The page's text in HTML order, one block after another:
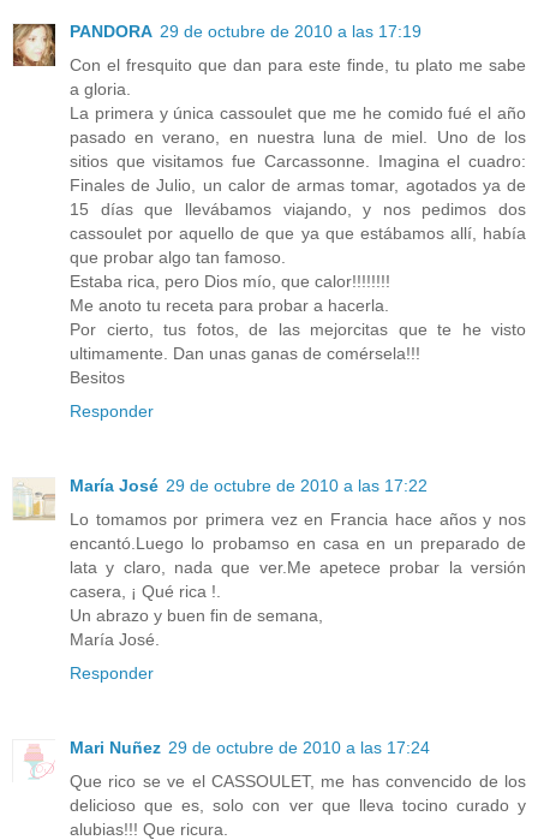
PANDORA 29 de octubre de 2010 a las 17:19
Con el fresquito que dan para este finde, tu plato me sabe
a gloria.
La primera y única cassoulet que me he comido fué el año
pasado en verano, en nuestra luna de miel. Uno de los
sitios que visitamos fue Carcassonne. Imagina el cuadro:
Finales de Julio, un calor de armas tomar, agotados ya de
15 días que llevábamos viajando, y nos pedimos dos
cassoulet por aquello de que ya que estábamos allí, había
que probar algo tan famoso.
Estaba rica, pero Dios mío, que calor!!!!!!!!
Me anoto tu receta para probar a hacerla.
Por cierto, tus fotos, de las mejorcitas que te he visto
ultimamente. Dan unas ganas de comérsela!!!
Besitos
Responder
María José 29 de octubre de 2010 a las 17:22
Lo tomamos por primera vez en Francia hace años y nos
encantó.Luego lo probamso en casa en un preparado de
lata y claro, nada que ver.Me apetece probar la versión
casera, ¡ Qué rica !.
Un abrazo y buen fin de semana,
María José.
Responder
Mari Nuñez 29 de octubre de 2010 a las 17:24
Que rico se ve el CASSOULET, me has convencido de los
delicioso que es, solo con ver que lleva tocino curado y
alubias!!! Que ricura.